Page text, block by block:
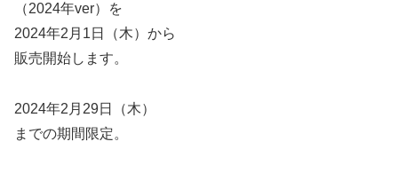
（2024年ver）を
2024年2月1日（木）から
販売開始します。
2024年2月29日（木）
までの期間限定。